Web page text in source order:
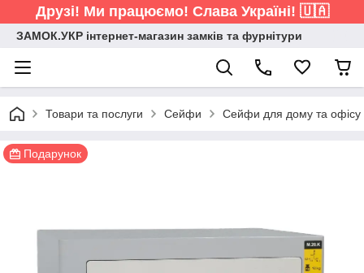
Друзі! Ми працюємо! Слава Україні! 🇺🇦
ЗАМОК.УКР інтернет-магазин замків та фурнітури
Товари та послуги Сейфи Сейфи для дому та офісу
Подарунок